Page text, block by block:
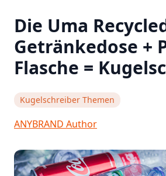
Die Uma
Getränkedose +
Flasche =
Kugelschreiber Themen
ANYBRAND Author